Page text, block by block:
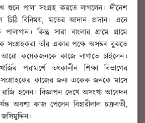
শুনে পালা সংগ্রহ করতে লাগলেন। দীনেশ
চিঠি বিনিময়, মতের আদান প্রদান। এনে
কিন্তু সারা বাংলার গ্রামে গ্রামে
সংগ্রহকরা তাঁর একার পক্ষে অসম্ভব বুঝতে
আরো কয়েকজনকে কাজে লাগাতে চাইলেন।
পরামর্শে তত্কালীন শিক্ষা বিভাগের
সংগ্রাহকের কাজের জন্য একেক জনকে মাসে
হলেন। বিজ্ঞাপন দেখে অসংখ্য আবেদন
অবশ্য কাজ পেলেন বিহারীলাল চক্রবর্তী,